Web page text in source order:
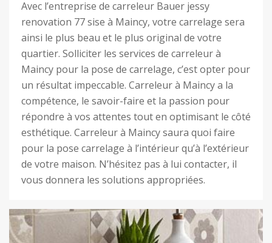
Avec l’entreprise de carreleur Bauer jessy
renovation 77 sise à Maincy, votre carrelage sera
ainsi le plus beau et le plus original de votre
quartier. Solliciter les services de carreleur à
Maincy pour la pose de carrelage, c’est opter pour
un résultat impeccable. Carreleur à Maincy a la
compétence, le savoir-faire et la passion pour
répondre à vos attentes tout en optimisant le côté
esthétique. Carreleur à Maincy saura quoi faire
pour la pose carrelage à l’intérieur qu’à l’extérieur
de votre maison. N’hésitez pas à lui contacter, il
vous donnera les solutions appropriées.